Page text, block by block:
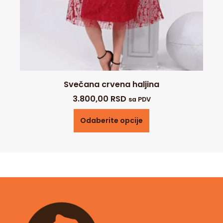
Svečana crvena haljina
3.800,00 RSD sa PDV
Odaberite opcije